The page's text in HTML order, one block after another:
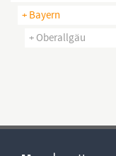
+ Bayern
+ Oberallgäu